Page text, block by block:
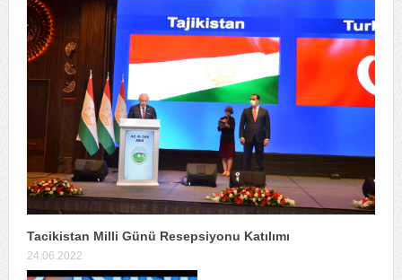
Tacikistan Milli Günü Resepsiyonu Katılımı
24.06.2022